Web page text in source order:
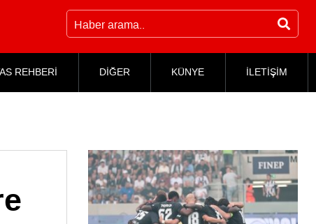
REHBERİ DİĞER KÜNYE İLETİŞİM